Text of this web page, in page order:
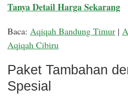
Tanya Detail Harga Sekarang
Baca: Aqiqah Bandung Timur |
Aqiqah Cibiru
Paket Tambahan
Spesial